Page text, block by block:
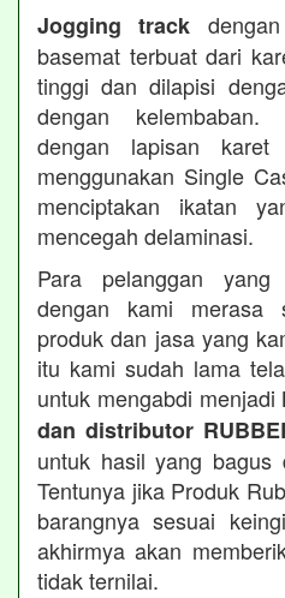
Jogging track
basemat terbuat dari
tinggi dan dilapisi
dengan kelembaban.
dengan lapisan
menggunakan Single
menciptakan ikatan
mencegah delaminasi.
Para pelanggan yang
dengan kami merasa
produk dan jasa yang
itu kami sudah lama
untuk mengabdi menjadi
dan distributor
untuk hasil yang bagus
Tentunya jika Produk
barangnya sesuai
akhirmya akan
tidak ternilai.